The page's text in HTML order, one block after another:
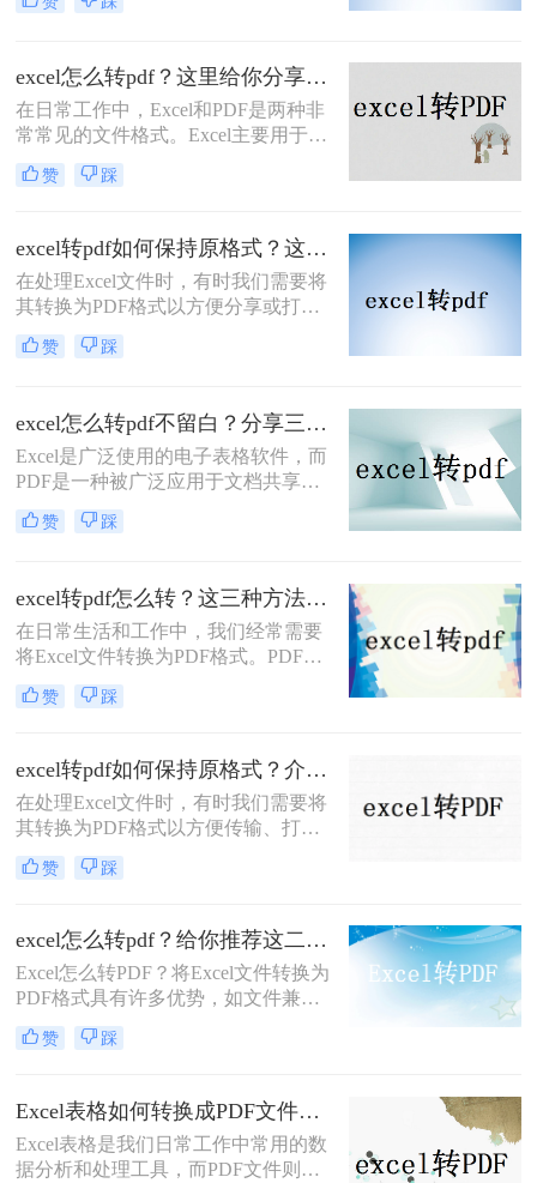
求。
保存或分享，以确保表格的格式和内
PDF文件具有跨平台性、不可编辑性
和高清晰度等特点，使得它成为了一
种理想的文件格式。本文将详细介绍
excel表格怎样生成pdf文件，帮助大家
更好地完成相关操作。
excel怎么转pdf？这里给你分享这二种操作方法！
在日常工作中，Excel和PDF是两种非
常常见的文件格式。Excel主要用于数
据管理和分析，而PDF则因其不可编
辑和跨平台的特性，常用于文档分享
件转换为PDF格式，以便在不需要修
改内容的情况下分享或打印文档。本
文将指导您excel怎么转pdf，并介绍两
种常用的方法。
赞 踩
excel转pdf如何保持原格式？这三种方法原格式不丢失！
​在处理Excel文件时，有时我们需要将
其转换为PDF格式以方便分享或打
印。保持格式不变是转换过程中一个
重要的要求。那么excel转pdf如何保持
时保持原格式。
赞 踩
excel怎么转pdf不留白？分享三个简单而有效的方法！
Excel是广泛使用的电子表格软件，而
PDF是一种被广泛应用于文档共享和
打印的格式。所以，很多人都在寻找
将Excel文件转换成PDF文件的方法。
况。那么excel怎么转pdf不留白呢？在
本文中，我们将向您介绍三个简单而
有效的方法，让您能够快速将Excel文
件转换成PDF文件，而且不会出现任
何留白。
赞 踩
excel转pdf怎么转？这三种方法很好用！
在日常生活和工作中，我们经常需要
将Excel文件转换为PDF格式。PDF格
式的文件具有跨平台、跨设备的特
点，能够确保文档在不同环境下的一
呢？本文将为您介绍三种简单易行的
Excel转PDF方法。
赞 踩
excel转pdf如何保持原格式？介绍三种方式！
在处理Excel文件时，有时我们需要将
其转换为PDF格式以方便传输、打印
或在线分享。但是，将Excel文件转换
为PDF时，可能会遇到格式变化或失
PDF时保持原格式，那么excel转pdf如
何保持原格式呢？本文将为您提供一
些有效的方法和技巧。
赞 踩
excel怎么转pdf？给你推荐这二种方法！
Excel怎么转PDF？将Excel文件转换为
PDF格式具有许多优势，如文件兼容
性、保护文件内容等。本文将介绍两
种简便的Excel转PDF方法，并提供详
任务。
赞 踩
Excel表格如何转换成PDF文件？试试这二个办法！
Excel表格是我们日常工作中常用的数
据分析和处理工具，而PDF文件则是